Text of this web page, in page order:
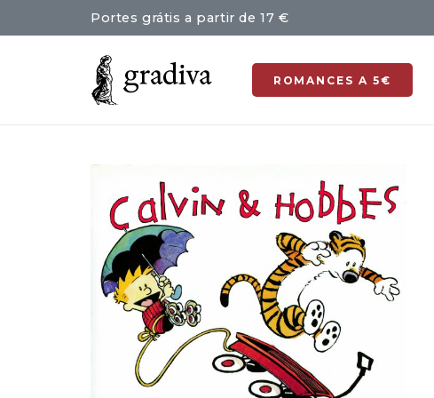
Portes grátis a partir de 17 €
ROMANCES A 5€